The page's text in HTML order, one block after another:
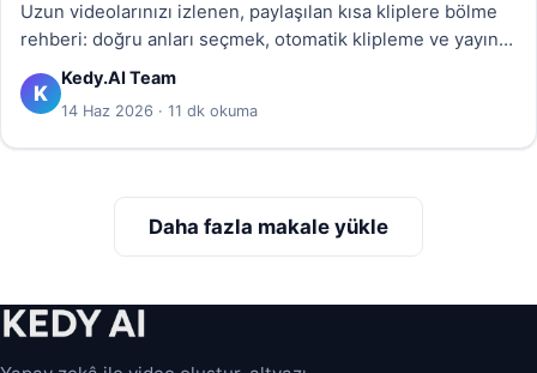
Uzun videolarınızı izlenen, paylaşılan kısa kliplere bölme
rehberi: doğru anları seçmek, otomatik klipleme ve yayına
hazırlama adımlarıyla.
K
Kedy.AI Team
14 Haz 2026 · 11 dk okuma
Daha fazla makale yükle